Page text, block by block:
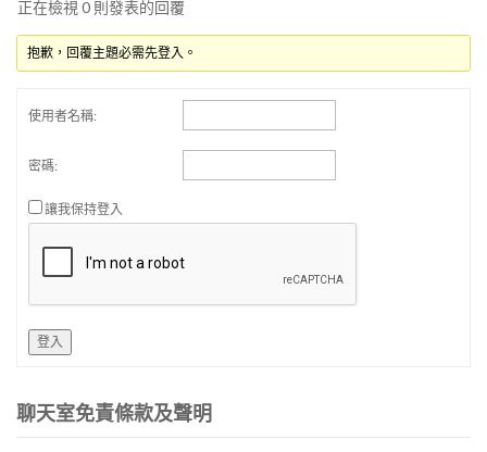
正在檢視 0 則發表的回覆
抱歉，回覆主題必需先登入。
使用者名稱:
密碼:
讓我保持登入
登入
聊天室免責條款及聲明